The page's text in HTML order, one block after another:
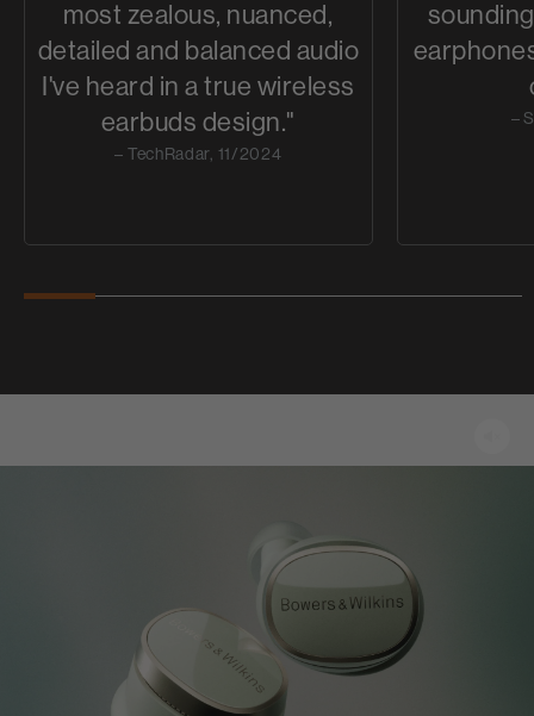
most zealous, nuanced,
detailed and balanced audio
I've heard in a true wireless
earbuds design."
– TechRadar, 11/2024
–